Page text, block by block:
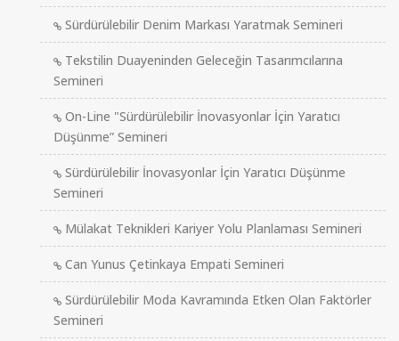
Sürdürülebilir Denim Markası Yaratmak Semineri
Tekstilin Duayeninden Geleceğin Tasarımcılarına
Semineri
On-Line "Sürdürülebilir İnovasyonlar İçin Yaratıcı
Düşünme” Semineri
Sürdürülebilir İnovasyonlar İçin Yaratıcı Düşünme
Semineri
Mülakat Teknikleri Kariyer Yolu Planlaması Semineri
Can Yunus Çetinkaya Empati Semineri
Sürdürülebilir Moda Kavramında Etken Olan Faktörler
Semineri